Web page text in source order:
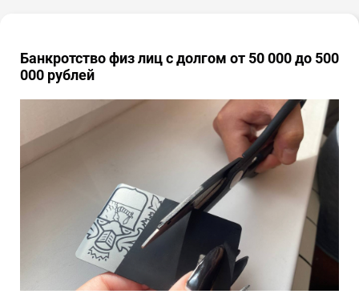
Банкротство физ лиц с долгом от 50 000 до 500
000 рублей